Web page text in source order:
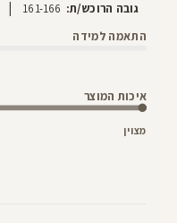
גובה הרוכש/ת: 161-166
|
התאמה למידה
איכות המוצר
מצוין